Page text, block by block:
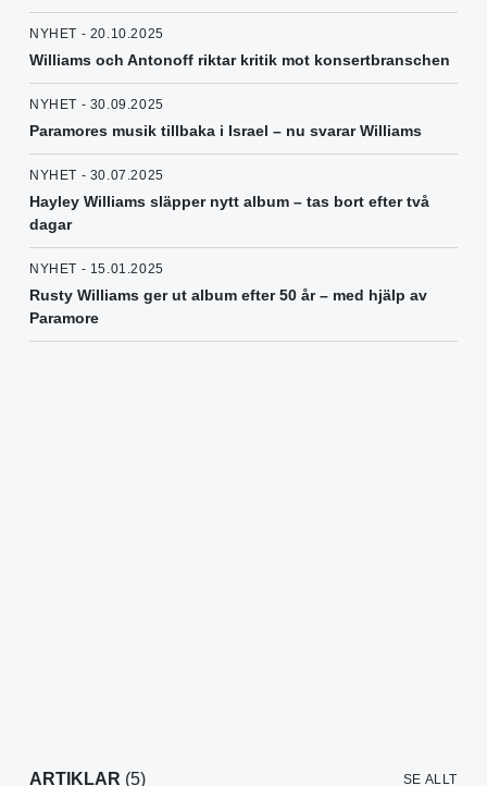
NYHET - 20.10.2025
Williams och Antonoff riktar kritik mot konsertbranschen
NYHET - 30.09.2025
Paramores musik tillbaka i Israel – nu svarar Williams
NYHET - 30.07.2025
Hayley Williams släpper nytt album – tas bort efter två
dagar
NYHET - 15.01.2025
Rusty Williams ger ut album efter 50 år – med hjälp av
Paramore
ARTIKLAR (5) SE ALLT